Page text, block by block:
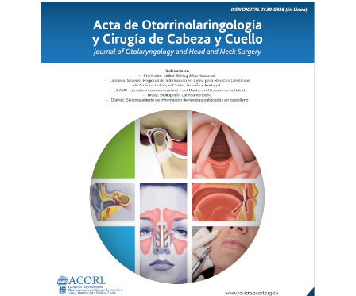
Barra
lateral
del
artículo